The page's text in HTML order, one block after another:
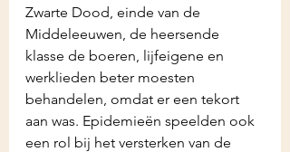
Zwarte Dood, einde van de
Middeleeuwen, de heersende
klasse de boeren, lijfeigene en
werklieden beter moesten
behandelen, omdat er een tekort
aan was. Epidemieën speelden ook
een rol bij het versterken van de